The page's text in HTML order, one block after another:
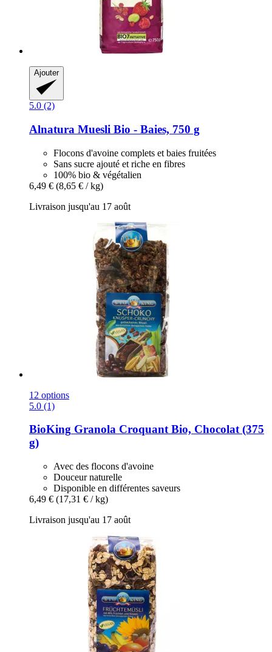
Ajouter
5.0 (2)
Alnatura Muesli Bio -​ Baies, 750 g
Flocons d'avoine complets et baies fruitées
Sans sucre ajouté et riche en fibres
100% bio & végétalien
6,49 € (8,65 € / kg)
Livraison jusqu'au 17 août
12 options
5.0 (1)
BioKing Granola Croquant Bio, Chocolat (375
g)
Avec des flocons d'avoine
Douceur naturelle
Disponible en différentes saveurs
6,49 € (17,31 € / kg)
Livraison jusqu'au 17 août